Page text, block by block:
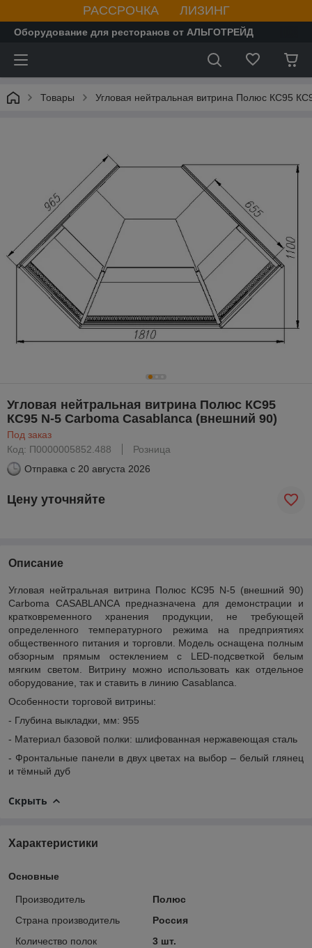
РАССРОЧКА ЛИЗИНГ
Оборудование для ресторанов от АЛЬГОТРЕЙД
Товары Угловая нейтральная витрина Полюс КС95
Угловая нейтральная витрина Полюс КС95
КС95 N-5 Carboma Casablanca (внешний 90)
Под заказ
Код: П0000005852.488
Розница
Отправка с 20 августа 2026
Цену уточняйте
Описание
Угловая нейтральная витрина Полюс КС95 N-5 (внешний 90)
Carboma CASABLANCA предназначена для демонстрации и
кратковременного хранения продукции, не требующей
определенного температурного режима на предприятиях
общественного питания и торговли. Модель оснащена полным
обзорным прямым остеклением с LED-подсветкой белым
мягким светом. Витрину можно использовать как отдельное
оборудование, так и ставить в линию Casablanca.
Особенности торговой витрины:
- Глубина выкладки, мм: 955
- Материал базовой полки: шлифованная нержавеющая сталь
- Фронтальные панели в двух цветах на выбор – белый глянец
и тёмный дуб
Скрыть
Характеристики
Основные
Производитель
Полюс
Страна производитель
Россия
Количество полок
3 шт.